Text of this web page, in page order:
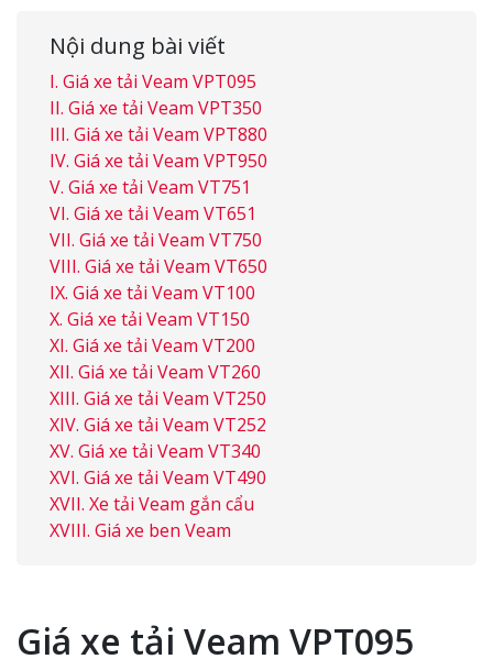
Nội dung bài viết
Giá xe tải Veam VPT095
Giá xe tải Veam VPT350
Giá xe tải Veam VPT880
Giá xe tải Veam VPT950
Giá xe tải Veam VT751
Giá xe tải Veam VT651
Giá xe tải Veam VT750
Giá xe tải Veam VT650
Giá xe tải Veam VT100
Giá xe tải Veam VT150
Giá xe tải Veam VT200
Giá xe tải Veam VT260
Giá xe tải Veam VT250
Giá xe tải Veam VT252
Giá xe tải Veam VT340
Giá xe tải Veam VT490
Xe tải Veam gắn cẩu
Giá xe ben Veam
Giá xe tải Veam VPT095